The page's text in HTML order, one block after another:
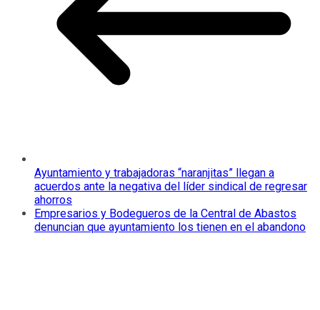
Ayuntamiento y trabajadoras “naranjitas” llegan a
acuerdos ante la negativa del líder sindical de regresar
ahorros
Empresarios y Bodegueros de la Central de Abastos
denuncian que ayuntamiento los tienen en el abandono